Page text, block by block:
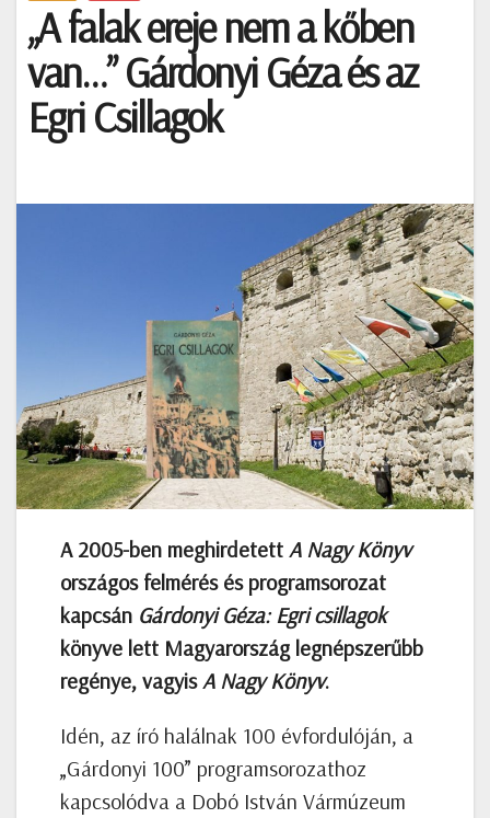
„A falak ereje nem a kőben
van…” Gárdonyi Géza és az
Egri Csillagok
A 2005-ben meghirdetett A Nagy Könyv
országos felmérés és programsorozat
kapcsán Gárdonyi Géza: Egri csillagok
könyve lett Magyarország legnépszerűbb
regénye, vagyis A Nagy Könyv.
Idén, az író halálnak 100 évfordulóján, a
„Gárdonyi 100” programsorozathoz
kapcsolódva a Dobó István Vármúzeum